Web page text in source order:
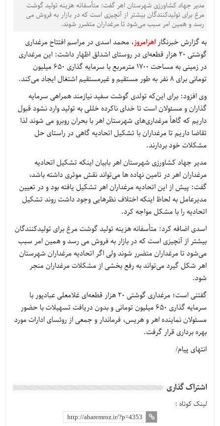
مدیر جهاد کشاورزی شهرستان اهر گفت: متأسفانه هزینه تولید گوشت
مرغ برای تولیدکنندگان بیشتر از آنچیزی است که در بازار به فروش می
رسد و همین امر سبب می‌شود تا مرغداران متضرر شوند.
به گزارش خبرنگاراهرامروز، محمد اسدی در مراسم افتتاح مرغداری
گوشتی 20 هزار قطعه‌ای در روستای اشدلق اظهار داشت: این مرغداری
در زمینی به مساحت 1700 مترمربع با سرمایه گذاری 650 میلیون
تومانی برای 8 نفر به طور مستقیم و غیرمستقیم اشتغال ایجاد می‌کند.
وی افزود: برای این‌که تولدی گوشت سفید نیازمند همراهی سرمایه
گذاران و مسئولان است تا خدای ناکرده خللی به تولید وارد نشود قبول
داریم که گاهاً مرغداری‌های شهرستان اهر با بحران روبرو می شوند لذا
تقاضا داریم تا مرغداران با تشکیل اتحادیه گاهی در راستای حل
مشکلات خود بردارند.
مدیر جهاد کشاورزی شهرستان اهر بابیان اینکه تشکیل اتحادیه
مرغداران اهر در تامین نهاده ها می‌تواند نقش موثری داشته باشد،
گفت: پیش از این اتحادیه مرغداران اهر تشکیل یافته بود و در تعیین
مدیرعامل به لحاظ اینکه اختلاف نظرهایی وجود داشت روند تشکیل
اتحادیه را با مشکل مواجه کرد.
اسدی اضافه کرد: متأسفانه هزینه تولید گوشت مرغ برای تولیدکنندگان
بیشتر از آنچیزی است که در بازار به فروش می رسد و همین امر سبب
می‌شود تا مرغداران متضرر شوند ولی اگر اتحادیه مرغداران شهرستان
اهر شکل گیرد می‌تواند به رفع بخشی از مشکلات مرغداران منجر
شود.
گفتنی است؛ مرغداری گوشتی 20 هزار قطعه‌ای غلامعلی عبادپور با
سرمایه گذاری 650 میلیون تومانی و بدون دریافت تسهیلات با حضور
مسئولان نماینده اهر و هریس، فرماندار و جمعی از روئسای ادارات مورد
بهره برداری قرار گرفت.
انتهای پیام/
اشتراک گذاری
لینک کوتاه :